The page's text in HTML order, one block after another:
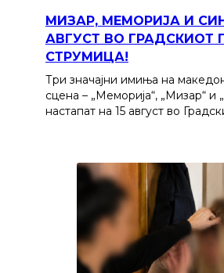
МИЗАР, МЕМОРИЈА И
АВГУСТ ВО ГРАДСКИОТ
СТРУМИЦА!
Три значајни имиња на
сцена – „Меморија“, „Мизар“ и
настапат на 15 август во